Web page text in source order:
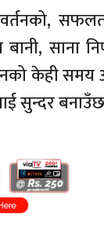
साना
केही
सुन्दर